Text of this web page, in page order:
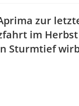
zur
im
Sturmtief